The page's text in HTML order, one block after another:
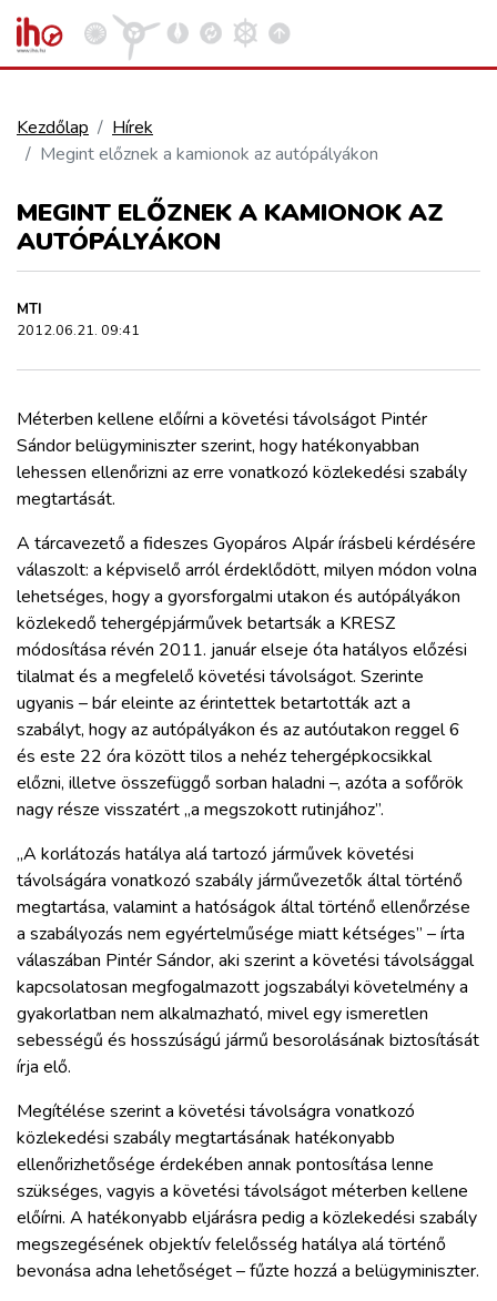
VASÚT
KÖZÚT
REPÜLÉS
KÖZLEKEDÉSFEJLESZTÉS
ELLÁTÁSI LÁNC
ZÖLDÚT
HAJÓZÁS
BLOG
ARCHÍVUM
WEBSHOP
REGISZTRÁCIÓ
Kosár megtekintése
Kezdőlap
Hírek
Megint előznek a kamionok az autópályákon
MEGINT ELŐZNEK A KAMIONOK AZ
AUTÓPÁLYÁKON
MTI
2012.06.21. 09:41
Méterben kellene előírni a követési távolságot Pintér
Sándor belügyminiszter szerint, hogy hatékonyabban
lehessen ellenőrizni az erre vonatkozó közlekedési szabály
megtartását.
A tárcavezető a fideszes Gyopáros Alpár írásbeli kérdésére
válaszolt: a képviselő arról érdeklődött, milyen módon volna
lehetséges, hogy a gyorsforgalmi utakon és autópályákon
közlekedő tehergépjárművek betartsák a KRESZ
módosítása révén 2011. január elseje óta hatályos előzési
tilalmat és a megfelelő követési távolságot. Szerinte
ugyanis – bár eleinte az érintettek betartották azt a
szabályt, hogy az autópályákon és az autóutakon reggel 6
és este 22 óra között tilos a nehéz tehergépkocsikkal
előzni, illetve összefüggő sorban haladni –, azóta a sofőrök
nagy része visszatért „a megszokott rutinjához”.
„A korlátozás hatálya alá tartozó járművek követési
távolságára vonatkozó szabály járművezetők által történő
megtartása, valamint a hatóságok által történő ellenőrzése
a szabályozás nem egyértelműsége miatt kétséges” – írta
válaszában Pintér Sándor, aki szerint a követési távolsággal
kapcsolatosan megfogalmazott jogszabályi követelmény a
gyakorlatban nem alkalmazható, mivel egy ismeretlen
sebességű és hosszúságú jármű besorolásának biztosítását
írja elő.
Megítélése szerint a követési távolságra vonatkozó
közlekedési szabály megtartásának hatékonyabb
ellenőrizhetősége érdekében annak pontosítása lenne
szükséges, vagyis a követési távolságot méterben kellene
előírni. A hatékonyabb eljárásra pedig a közlekedési szabály
megszegésének objektív felelősség hatálya alá történő
bevonása adna lehetőséget – fűzte hozzá a belügyminiszter.